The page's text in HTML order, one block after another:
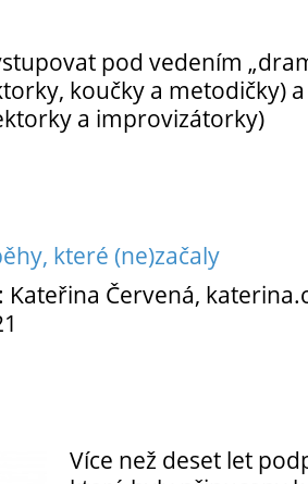
pod vedením
koučky a metodičky)
a improvizátorky)
které (ne)začaly
Červená,
Více než deset let